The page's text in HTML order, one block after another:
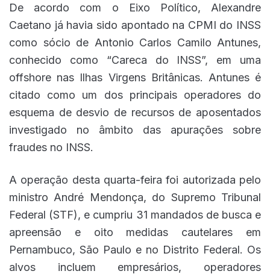
De acordo com o Eixo Político, Alexandre
Caetano já havia sido apontado na CPMI do INSS
como sócio de Antonio Carlos Camilo Antunes,
conhecido como “Careca do INSS”, em uma
offshore nas Ilhas Virgens Britânicas. Antunes é
citado como um dos principais operadores do
esquema de desvio de recursos de aposentados
investigado no âmbito das apurações sobre
fraudes no INSS.
A operação desta quarta-feira foi autorizada pelo
ministro André Mendonça, do Supremo Tribunal
Federal (STF), e cumpriu 31 mandados de busca e
apreensão e oito medidas cautelares em
Pernambuco, São Paulo e no Distrito Federal. Os
alvos incluem empresários, operadores